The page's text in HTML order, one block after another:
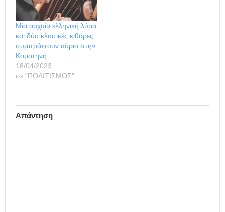
Κέντρου του Δήμου και
της Εθνικής Συμφωνικής
Ορχήστρας της ΕΡΤ.
Γενικός τίτλος του
μουσικού γεγονότος ήταν
«Από την αρχαία λύρα…
Μία αρχαία ελληνική λύρα
και δύο κλασικές κιθάρες
συμπράττουν αύριο στην
Κομοτηνή
18/04/2023
σε "ΠΟΛΙΤΙΣΜΟΣ"
Απάντηση